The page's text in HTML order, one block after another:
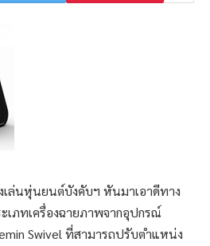
ล่นหุ่นยนต์บังคับฯ หันมาเอาดีทาง
เภทเครื่องฉายภาพจากอุปกรณ์
Swivel ที่สามารถปรับตำแหน่ง